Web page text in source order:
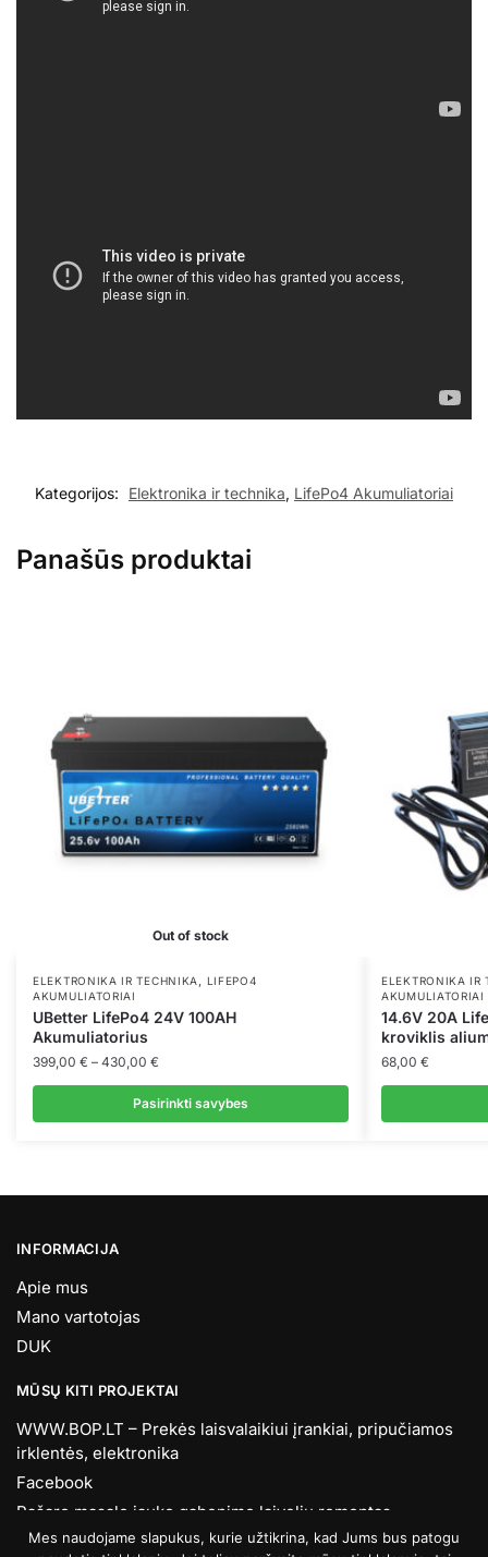
Kategorijos: Elektronika ir technika, LifePo4 Akumuliatoriai
Panašūs produktai
Out of stock
ELEKTRONIKA IR TECHNIKA
LIFEPO4
AKUMULIATORIAI
UBetter LifePo4 24V 100AH
Akumuliatorius
399,00 € – 430,00 €
399,00 €
through
Pasirinkti savybes
variants.
options
may
be
on
the
product
page
ELEKTRONIKA IR
AKUMULIATORIAI
14.6V 20A
kroviklis
68,00 €
INFORMACIJA
Apie mus
Mano vartotojas
DUK
MŪSŲ KITI PROJEKTAI
WWW.BOP.LT – Prekės laisvalaikiui įrankiai, pripučiamos
irklentės, elektronika
Facebook
Pašaro masalo jauko gabenimo laivelių remontas,
tobulinimas.
Mes naudojame slapukus, kurie užtikrina, kad Jums bus patogu